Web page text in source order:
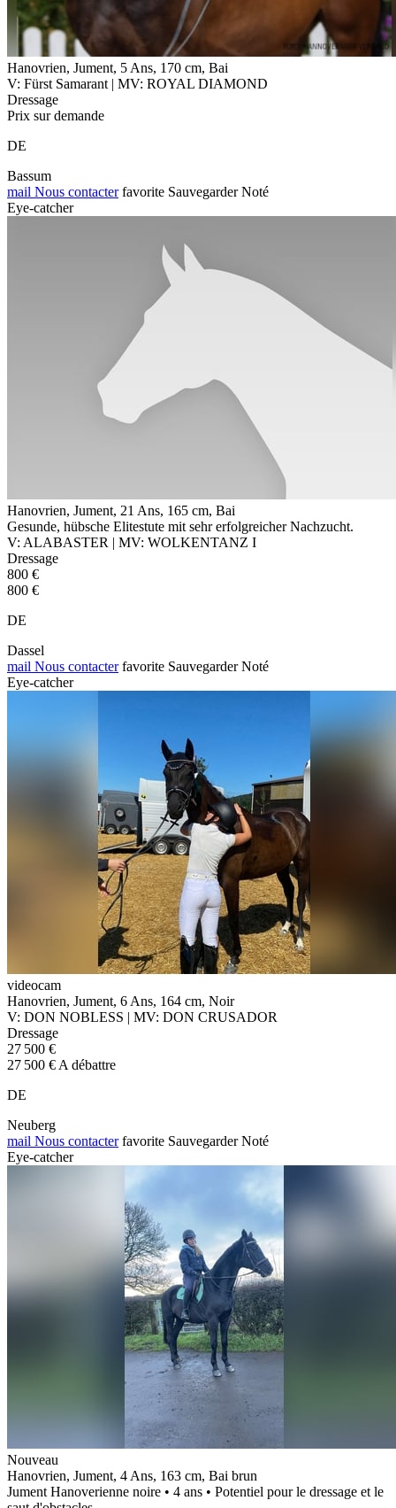
Hanovrien, Jument, 5 Ans, 170 cm, Bai
V: Fürst Samarant | MV: ROYAL DIAMOND
Dressage
Prix sur demande
DE
Bassum
mail Nous contacter favorite Sauvegarder Noté
Eye-catcher
Hanovrien, Jument, 21 Ans, 165 cm, Bai
Gesunde, hübsche Elitestute mit sehr erfolgreicher Nachzucht.
V: ALABASTER | MV: WOLKENTANZ I
Dressage
800 €
800 €
DE
Dassel
mail Nous contacter favorite Sauvegarder Noté
Eye-catcher
videocam
Hanovrien, Jument, 6 Ans, 164 cm, Noir
V: DON NOBLESS | MV: DON CRUSADOR
Dressage
27 500 €
27 500 € A débattre
DE
Neuberg
mail Nous contacter favorite Sauvegarder Noté
Eye-catcher
Nouveau
Hanovrien, Jument, 4 Ans, 163 cm, Bai brun
Jument Hanoverienne noire • 4 ans • Potentiel pour le dressage et le